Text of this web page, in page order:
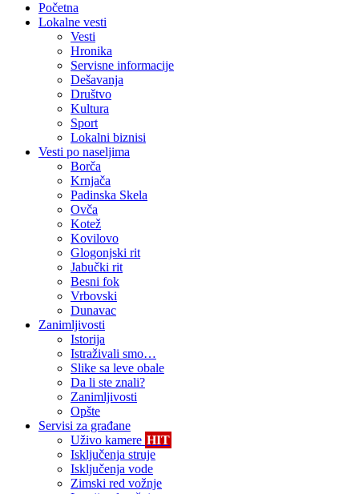
Početna
Lokalne vesti
Vesti
Hronika
Servisne informacije
Dešavanja
Društvo
Kultura
Sport
Lokalni biznisi
Vesti po naseljima
Borča
Krnjača
Padinska Skela
Ovča
Kotež
Kovilovo
Glogonjski rit
Jabučki rit
Besni fok
Vrbovski
Dunavac
Zanimljivosti
Istorija
Istraživali smo…
Slike sa leve obale
Da li ste znali?
Zanimljivosti
Opšte
Servisi za građane
Uživo kamere HIT
Isključenja struje
Isključenja vode
Zimski red vožnje